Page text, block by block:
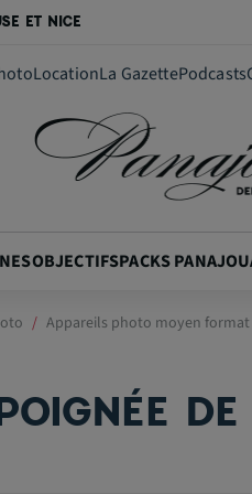
ET NICE
LocationLa GazettePodcasts
OBJECTIFSPACKS PANAJOU
Appareils photo moyen format
DE